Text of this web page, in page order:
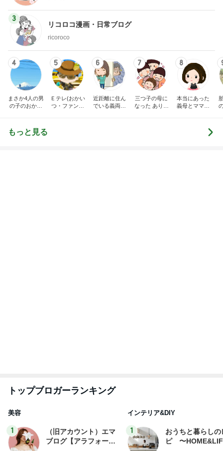
3
リコロコ漫画・日常ブログ
ricoroco
4
の子のおかあ
さんになるな
5
つ・ファンタ
ーネ！)の日々
6
でいる義両親
に苦しめられ
7
なった ありつ
ん日記。
8
義母とママ友
の話
もっと見る
トップブロガーランキング
美容
1
（旧アカウント）エマ
ブログ【アラフォー会
社売却セカンドライ
インテリア&DIY
1
おうちと暮らしの
ピ 〜